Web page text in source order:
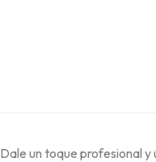
Dale un toque profesional